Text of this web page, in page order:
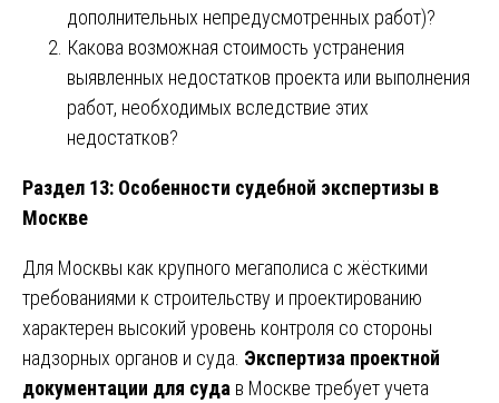
дополнительных непредусмотренных работ)?
Какова возможная стоимость устранения
выявленных недостатков проекта или выполнения
работ, необходимых вследствие этих
недостатков?
Раздел 13: Особенности судебной экспертизы в
Москве
Для Москвы как крупного мегаполиса с жёсткими
требованиями к строительству и проектированию
характерен высокий уровень контроля со стороны
надзорных органов и суда. Экспертиза проектной
документации для суда в Москве требует учета